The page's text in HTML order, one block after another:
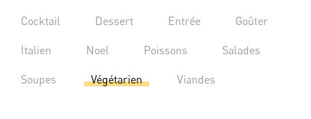
Cocktail Dessert Entrée Goûter
Italien Noel Poissons Salades
Soupes Végétarien Viandes